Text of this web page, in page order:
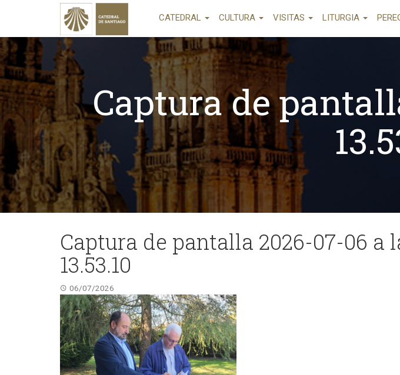
CATEDRAL CULTURA VISITAS LITURGIA
Captura de
Captura de pantalla 2026-07-06 a
13.53.10
06/07/2026